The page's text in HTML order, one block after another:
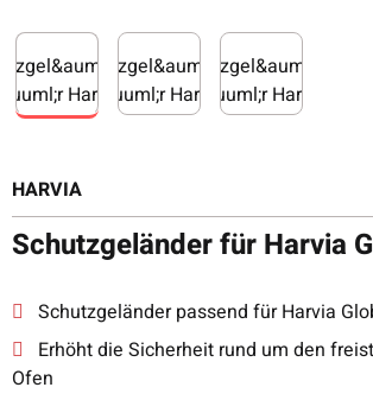
HARVIA
Schutzgeländer für Harvia
Schutzgeländer passend für Harvia
Erhöht die Sicherheit rund um den
Ofen